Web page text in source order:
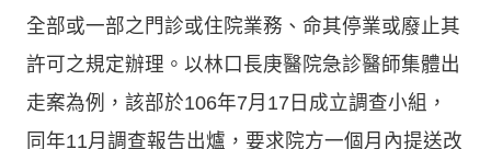
全部或一部之門診或住院業務、命其停業或廢止其
許可之規定辦理。以林口長庚醫院急診醫師集體出
走案為例，該部於106年7月17日成立調查小組，
同年11月調查報告出爐，要求院方一個月內提送改